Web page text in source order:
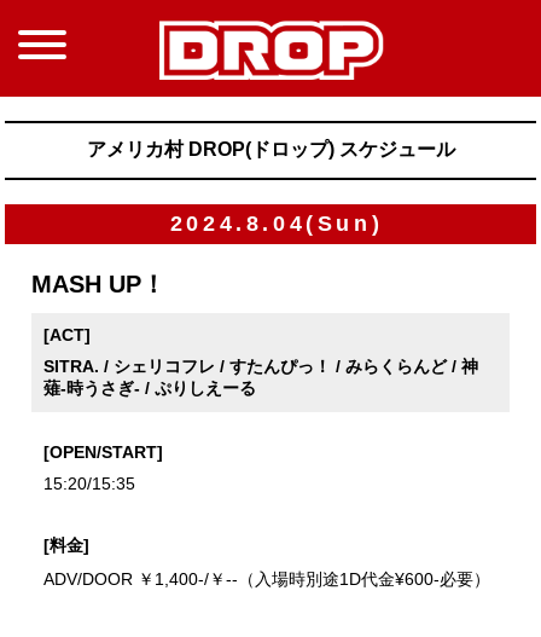
アメリカ村 DROP(ドロップ) スケジュール
2024.8.04(Sun)
MASH UP！
[ACT]
SITRA. / シェリコフレ / すたんぴっ！ / みらくらんど / 神
薙-時うさぎ- / ぷりしえーる
[OPEN/START]
15:20/15:35
[料金]
ADV/DOOR ￥1,400-/￥--（入場時別途1D代金¥600-必要）